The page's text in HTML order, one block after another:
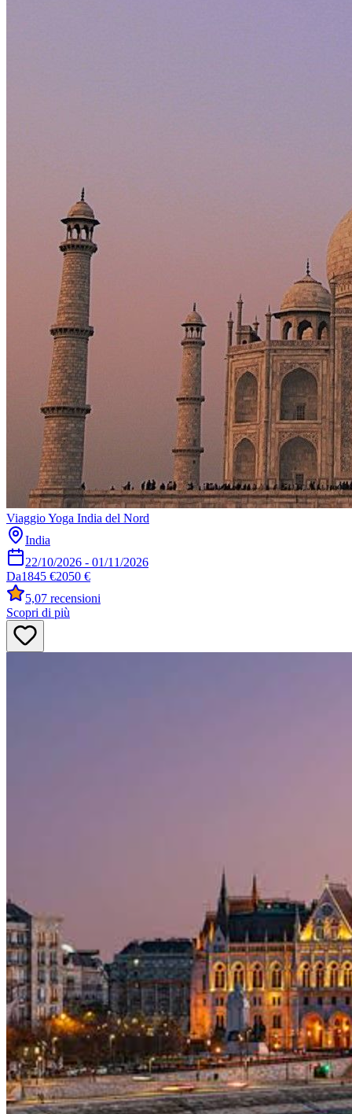
Viaggio Yoga India del Nord
India
22/10/2026 - 01/11/2026
Da1845 €2050 €
5,07 recensioni
Scopri di più